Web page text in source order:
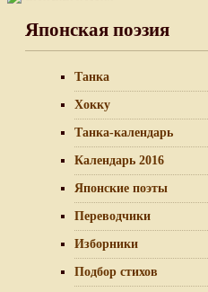
Японская поэзия
Танка
Хокку
Танка-календарь
Календарь 2016
Японские поэты
Переводчики
Изборники
Подбор стихов